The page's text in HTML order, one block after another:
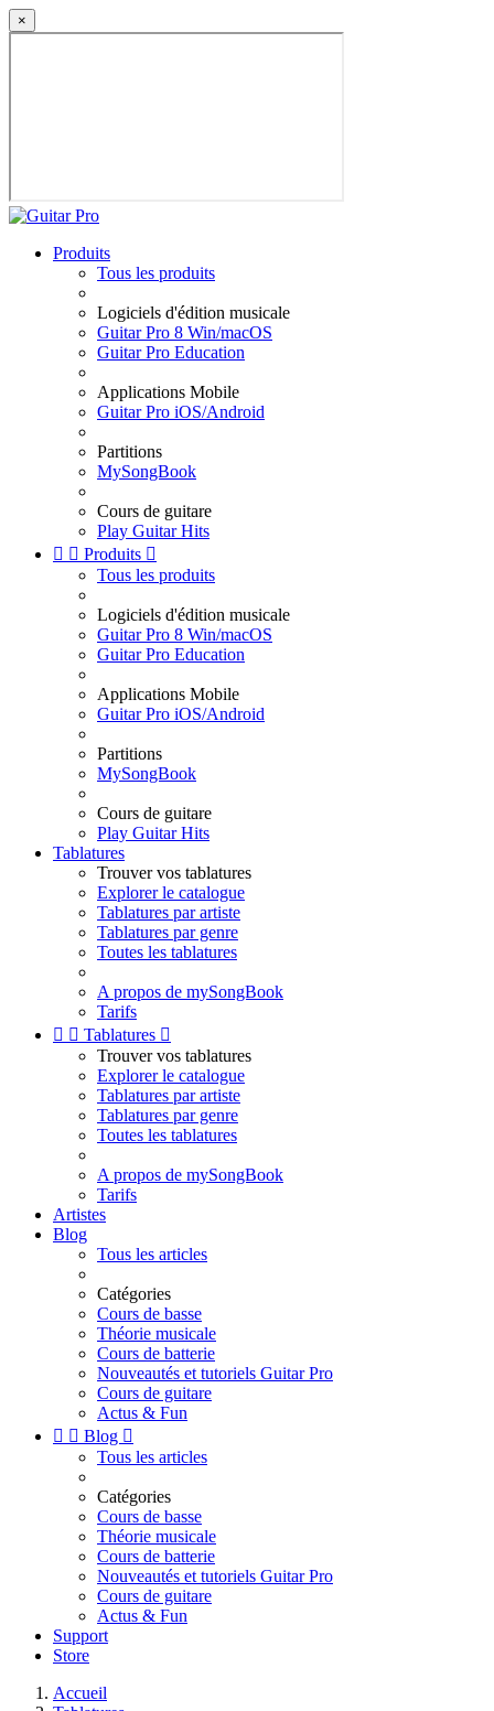
×
Produits
Tous les produits
Logiciels d'édition musicale
Guitar Pro 8 Win/macOS
Guitar Pro Education
Applications Mobile
Guitar Pro iOS/Android
Partitions
MySongBook
Cours de guitare
Play Guitar Hits
  Produits 
Tous les produits
Logiciels d'édition musicale
Guitar Pro 8 Win/macOS
Guitar Pro Education
Applications Mobile
Guitar Pro iOS/Android
Partitions
MySongBook
Cours de guitare
Play Guitar Hits
Tablatures
Trouver vos tablatures
Explorer le catalogue
Tablatures par artiste
Tablatures par genre
Toutes les tablatures
A propos de mySongBook
Tarifs
  Tablatures 
Trouver vos tablatures
Explorer le catalogue
Tablatures par artiste
Tablatures par genre
Toutes les tablatures
A propos de mySongBook
Tarifs
Artistes
Blog
Tous les articles
Catégories
Cours de basse
Théorie musicale
Cours de batterie
Nouveautés et tutoriels Guitar Pro
Cours de guitare
Actus & Fun
  Blog 
Tous les articles
Catégories
Cours de basse
Théorie musicale
Cours de batterie
Nouveautés et tutoriels Guitar Pro
Cours de guitare
Actus & Fun
Support
Store
Accueil